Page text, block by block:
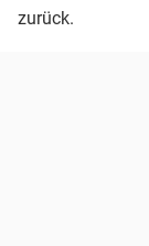
zurück.